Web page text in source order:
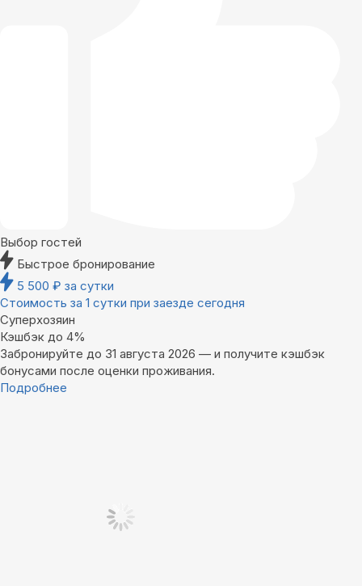
Выбор гостей
Быстрое бронирование
5 500 ₽ за сутки
Стоимость за 1 сутки при заезде сегодня
Суперхозяин
Кэшбэк до 4%
Забронируйте до 31 августа 2026 — и получите кэшбэк
бонусами после оценки проживания.
Подробнее